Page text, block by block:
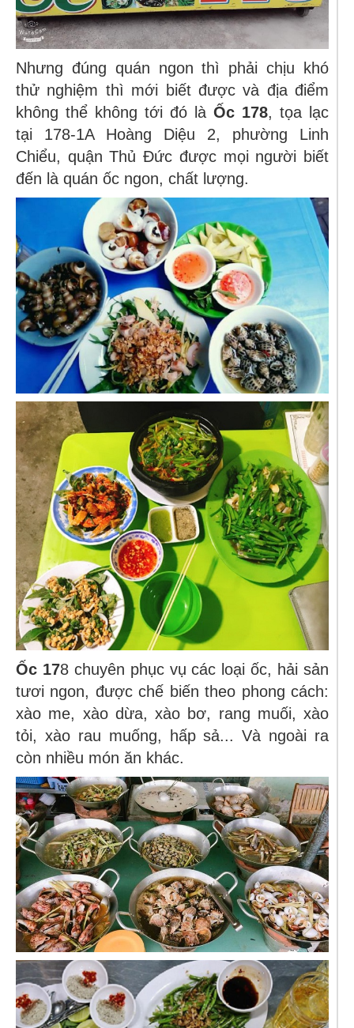
Nhưng đúng quán ngon thì phải chịu khó
thử nghiệm thì mới biết được và địa điểm
không thể không tới đó là Ốc 178, tọa lạc
tại 178-1A Hoàng Diệu 2, phường Linh
Chiểu, quận Thủ Đức được mọi người biết
đến là quán ốc ngon, chất lượng.
Ốc 178 chuyên phục vụ các loại ốc, hải sản
tươi ngon, được chế biến theo phong cách:
xào me, xào dừa, xào bơ, rang muối, xào
tỏi, xào rau muống, hấp sả... Và ngoài ra
còn nhiều món ăn khác.